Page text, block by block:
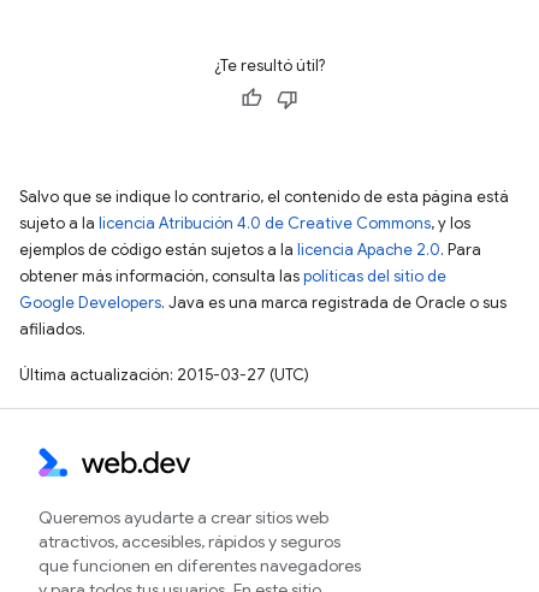
¿Te resultó útil?
Salvo que se indique lo contrario, el contenido de esta página está
sujeto a la licencia Atribución 4.0 de Creative Commons, y los
ejemplos de código están sujetos a la licencia Apache 2.0. Para
obtener más información, consulta laspolíticas del sitio de
Google Developers. Java es una marca registrada de Oracle o sus
afiliados.
Última actualización: 2015-03-27 (UTC)
Queremos ayudarte a crear sitios web
atractivos, accesibles, rápidos y seguros
que funcionen en diferentes navegadores